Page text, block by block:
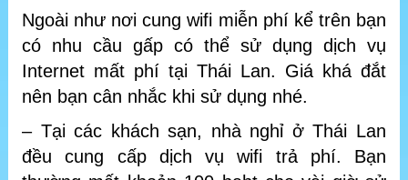
Ngoài như nơi cung wifi miễn phí kể trên bạn
có nhu cầu gấp có thể sử dụng dịch vụ
Internet mất phí tại Thái Lan. Giá khá đắt
nên bạn cân nhắc khi sử dụng nhé.
– Tại các khách sạn, nhà nghỉ ở Thái Lan
đều cung cấp dịch vụ wifi trả phí. Bạn